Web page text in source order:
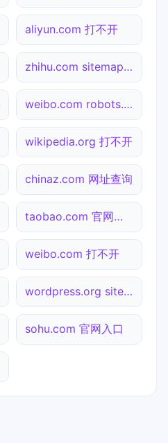
aliyun.com 打不开
zhihu.com sitemap.xml检测
weibo.com robots.txt检测
wikipedia.org 打不开
chinaz.com 网址查询
taobao.com 官网入口
weibo.com 打不开
wordpress.org sitemap.xml检测
sohu.com 官网入口